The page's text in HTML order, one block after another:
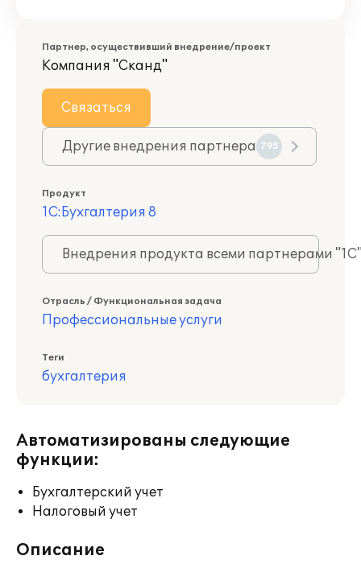
Партнер, осуществивший внедрение/проект
Компания "Сканд"
Связаться
Другие внедрения партнера 795
Продукт
1С:Бухгалтерия 8
Внедрения продукта всеми партнерами
Отрасль / Функциональная задача
Профессиональные услуги
Теги
бухгалтерия
Автоматизированы следующие
функции:
Бухгалтерский учет
Налоговый учет
Описание